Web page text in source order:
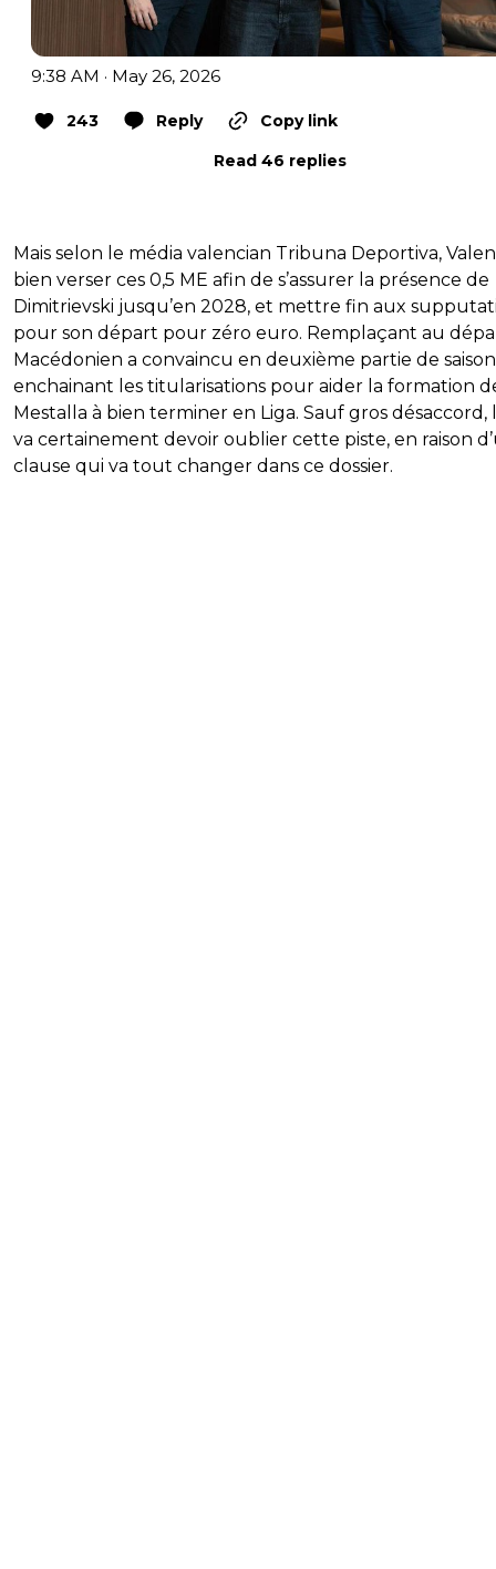
9:38 AM · May 26, 2026
243 Reply
Copy link
Read 46 replies
Mais selon le média valencian Tribuna Deportiva,
bien verser ces 0,5 ME afin de s’assurer la présence de
Dimitrievski jusqu’en 2028, et mettre fin aux
pour son départ pour zéro euro. Remplaçant au
Macédonien a convaincu en deuxième partie de
enchainant les titularisations pour aider la formation
Mestalla à bien terminer en Liga. Sauf gros désaccord,
va certainement devoir oublier cette piste, en raison
clause qui va tout changer dans ce dossier.